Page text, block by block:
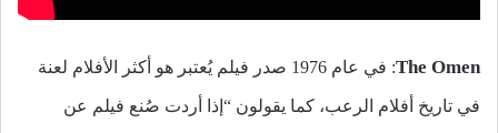
The Omen : في عام 1976 صدر فيلم يُعتبر هو أكثر الأفلام لعنة
في تاريخ أفلام الرعب، كما يقولون “إذا أردت صُنع فيلم عن